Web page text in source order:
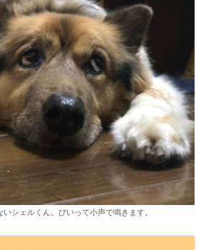
シェルくん。ぴいって小声で鳴きます。